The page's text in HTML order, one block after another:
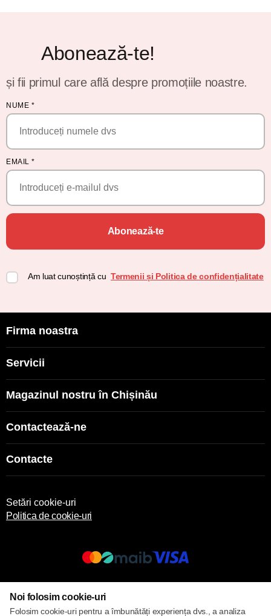
Abonează-te!
și fii primul care află despre promoțiile noastre.
NUME *
EMAIL *
Abonează-te
Am luat cunoștință cu Termenii și Politica de confidențialitate
Firma noastra
Servicii
Magazinul nostru în Chișinău
Contactează-ne
Contacte
Setări cookie-uri
Politica de cookie-uri
Noi folosim cookie-uri
Folosim cookie-uri pentru a îmbunătăți experiența dvs., a analiza